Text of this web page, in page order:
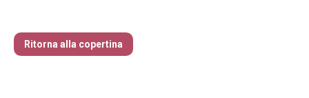
Ritorna alla copertina